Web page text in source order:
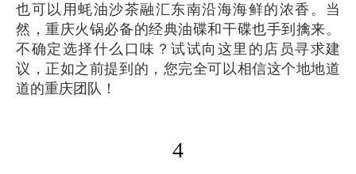
也可以用蚝油沙茶融汇东南沿海海鲜的浓香。当
然，重庆火锅必备的经典油碟和干碟也手到擒来。
不确定选择什么口味？试试向这里的店员寻求建
议，正如之前提到的，您完全可以相信这个地地道
道的重庆团队！
4